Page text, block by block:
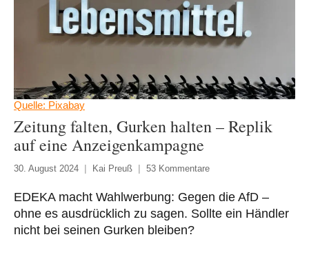
Quelle: Pixabay
Zeitung falten, Gurken halten – Replik
auf eine Anzeigenkampagne
30. August 2024 Kai Preuß 53 Kommentare
EDEKA macht Wahlwerbung: Gegen die AfD –
ohne es ausdrücklich zu sagen. Sollte ein Händler
nicht bei seinen Gurken bleiben?